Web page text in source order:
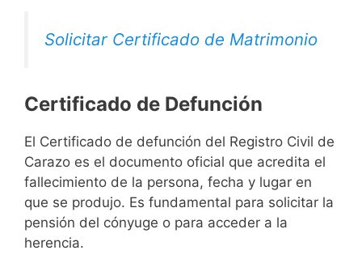
Solicitar Certificado de Matrimonio
Certificado de Defunción
El Certificado de defunción del Registro Civil de
Carazo es el documento oficial que acredita el
fallecimiento de la persona, fecha y lugar en
que se produjo. Es fundamental para solicitar la
pensión del cónyuge o para acceder a la
herencia.